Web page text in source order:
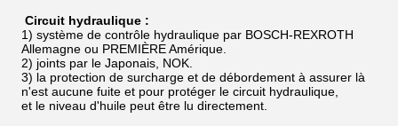
Circuit hydraulique :
1) système de contrôle hydraulique par BOSCH-REXROTH
Allemagne ou PREMIÈRE Amérique.
2) joints par le Japonais, NOK.
3) la protection de surcharge et de débordement à assurer là
n'est aucune fuite et pour protéger le circuit hydraulique,
et le niveau d'huile peut être lu directement.